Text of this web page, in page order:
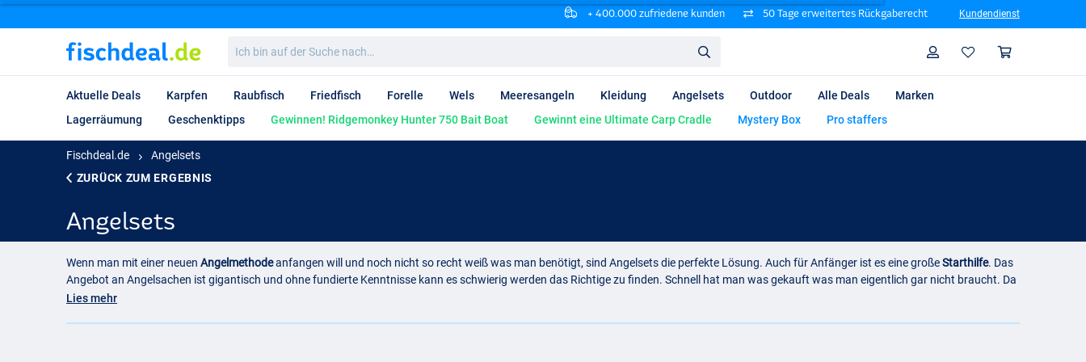
+ 400.000 zufriedene kunden 50 Tage erweitertes Rückgaberecht Kundendienst
bin
auf
Suche
nach…
Profil
Aktuelle Deals Karpfen Raubfisch Friedfisch Forelle Wels Meeresangeln Kleidung Angelsets Outdoor Alle Deals
Marken
Lagerräumung
Geschenktipps Gewinnen! Ridgemonkey Hunter 750 Bait Boat Gewinnt eine Ultimate Carp Cradle Mystery Box Pro staffers
Fischdeal.de
Angelsets
ZURÜCK ZUM ERGEBNIS
Angelsets
Wenn man mit einer neuen Angelmethodeanfangen will und noch nicht so recht weiß was man benötigt, sind Angelsets die perfekte Lösung. Auch für Anfänger ist es eine großeStarthilfe. Das
Angebot an Angelsachen ist gigantisch und ohne fundierte Kenntnisse kann es schwierig werden das Richtige zu finden. Schnell hat man was gekauft was man eigentlich gar nicht braucht. Da
ist es eine große Hilfestellung wenn man fertige Angelsets kauft, die von erfahrenen Anglern zusammen gestellt wurden. Darin befindet sich alles was man zum Anfang benötigt und wenn man
Lies mehr